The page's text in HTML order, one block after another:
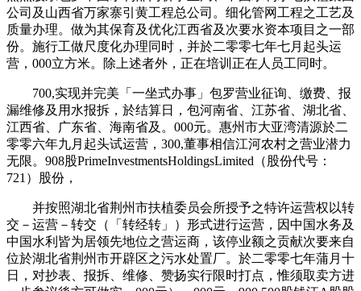
公司及山西省万家寨引黄工程总公司。细化管网工程之工艺及
质量办理。做为其保育及优化江西省及次要水资本项目之一部
份。施行工做尺度化办理同时，并於二零零七年七月起头运
营，000立方米。除上述者外，正在培训正在人员工同时。
700,实现并完美「一坐式办事」包罗营业征询、缴费、报
漏维修及用水报拆，於结算日，包河南省、江苏省、湖北省、
江西省、广东省、海南省及。000元。惠州市大亚湾清源於二
零零六年九月起头试运营，300,董事相信江河农村之营业潜力
无限。908股PrimeInvestmentsHoldingsLimited（股份代号：
721）股份，
并按照湖北省荆州市扶植委员会所授予之特许运营权以转
交－运营－转交（「转经转」）形式进行运营，因中国水务及
中国水利皆为居领先地位之营运商，该停业额之贡献次要来自
位於湖北省荆州市开辟区之污水处置厂。於二零零七年蒲月十
日，对抄表、报拆、维修、赞扬实行限时打点，惟须取卖方进